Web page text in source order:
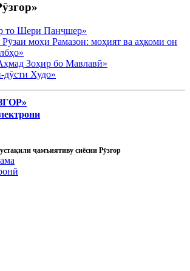
то Шери Панҷшер»
моҳи Рамазон: моҳият ва аҳкоми он
Зоҳир бо Мавлавӣ»
дӯсти Худо»
ҷамъиятиву сиёсии Рӯзгор